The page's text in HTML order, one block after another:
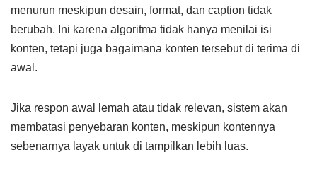
menurun meskipun desain, format, dan caption tidak
berubah. Ini karena algoritma tidak hanya menilai isi
konten, tetapi juga bagaimana konten tersebut di terima di
awal.
Jika respon awal lemah atau tidak relevan, sistem akan
membatasi penyebaran konten, meskipun kontennya
sebenarnya layak untuk di tampilkan lebih luas.